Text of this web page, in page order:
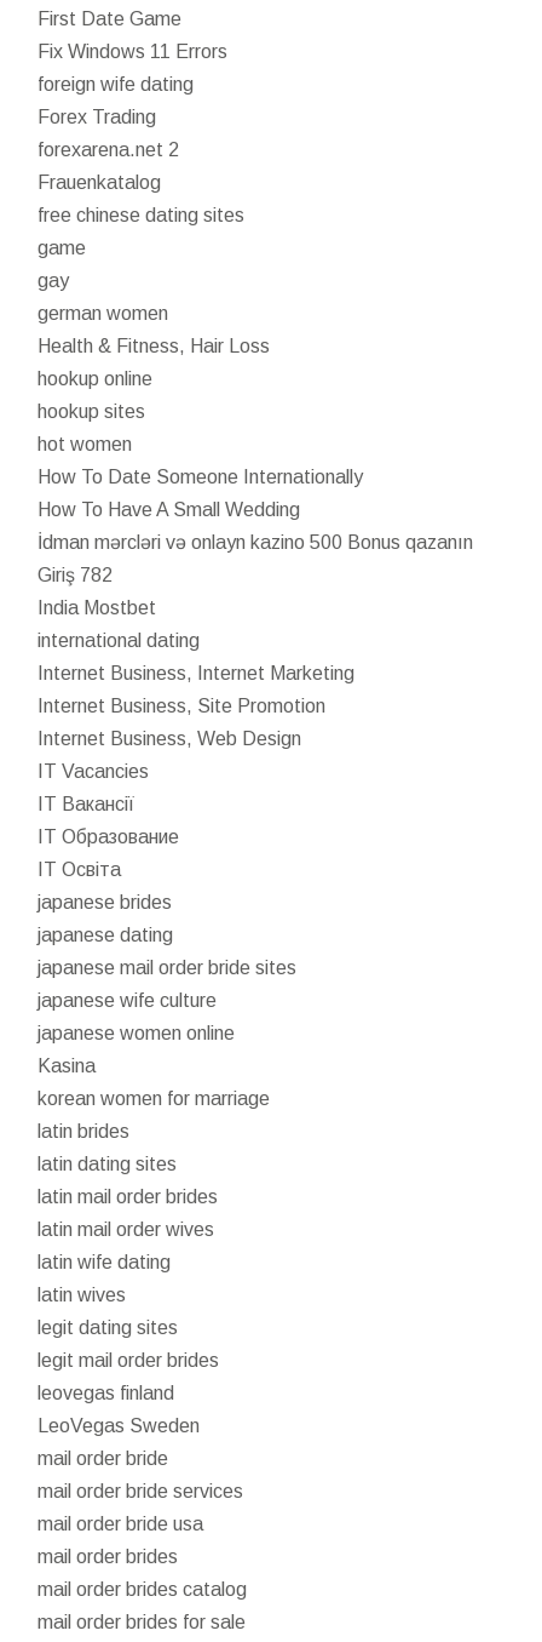
First Date Game
Fix Windows 11 Errors
foreign wife dating
Forex Trading
forexarena.net 2
Frauenkatalog
free chinese dating sites
game
gay
german women
Health & Fitness, Hair Loss
hookup online
hookup sites
hot women
How To Date Someone Internationally
How To Have A Small Wedding
İdman mərcləri və onlayn kazino 500 Bonus qazanın
Giriş 782
India Mostbet
international dating
Internet Business, Internet Marketing
Internet Business, Site Promotion
Internet Business, Web Design
IT Vacancies
IT Вакансії
IT Образование
IT Освіта
japanese brides
japanese dating
japanese mail order bride sites
japanese wife culture
japanese women online
Kasina
korean women for marriage
latin brides
latin dating sites
latin mail order brides
latin mail order wives
latin wife dating
latin wives
legit dating sites
legit mail order brides
leovegas finland
LeoVegas Sweden
mail order bride
mail order bride services
mail order bride usa
mail order brides
mail order brides catalog
mail order brides for sale